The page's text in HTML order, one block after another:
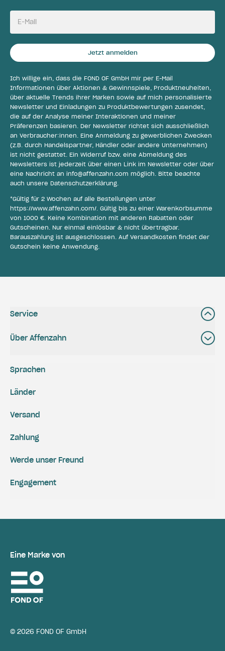
E-Mail
Jetzt anmelden
Ich willige ein, dass die FOND OF GmbH mir per E-Mail
Informationen über Aktionen & Gewinnspiele, Produktneuheiten,
über aktuelle Trends ihrer Marken sowie auf mich personalisierte
Newsletter und Einladungen zu Produktbewertungen zusendet,
die auf der Analyse meiner Interaktionen und meiner
Präferenzen basieren. Der Newsletter richtet sich ausschließlich
an Verbraucher:innen. Eine Anmeldung zu gewerblichen Zwecken
(z.B. durch Handelspartner, Händler oder andere Unternehmen)
ist nicht gestattet. Ein Widerruf bzw. eine Abmeldung des
Newsletters ist jederzeit über einen Link im Newsletter oder über
eine Nachricht an info@affenzahn.com möglich. Bitte beachte
auch unsere Datenschutzerklärung.
*Gültig für 2 Wochen auf alle Bestellungen unter
https://www.affenzahn.com/. Gültig bis zu einer Warenkorbsumme
von 1000 €. Keine Kombination mit anderen Rabatten oder
Gutscheinen. Nur einmal einlösbar & nicht übertragbar.
Barauszahlung ist ausgeschlossen. Auf Versandkosten findet der
Gutschein keine Anwendung.
Service
Über Affenzahn
Versand
Zahlung
Engagement
Werde unser Freund
Sprachen
Länder
Eine Marke von
© 2026 FOND OF GmbH